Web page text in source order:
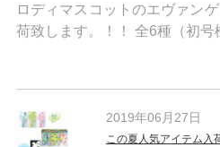
ロディマスコットのエヴァン
荷致します。！！ 全6種（初号
2019年06月27日
この夏人気アイテム入